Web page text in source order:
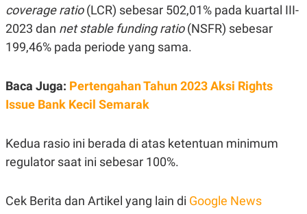
K
M
E
D
.
D
SITEMAPPROFILETERM
OF
PEDOMAN
PEMBERITAAN
coverage ratio(LCR) sebesar 502,01% pada kuartal III-
2023 dan net stable funding ratio(NSFR) sebesar
199,46% pada periode yang sama.
Baca Juga: Pertengahan Tahun 2023 Aksi Rights
Issue Bank Kecil Semarak
Kedua rasio ini berada di atas ketentuan minimum
regulator saat ini sebesar 100%.
Cek Berita dan Artikel yang lain di Google News